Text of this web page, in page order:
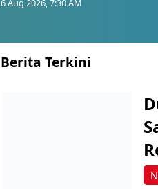
6 Aug 2026, 7:30 AM
Berita Terkini